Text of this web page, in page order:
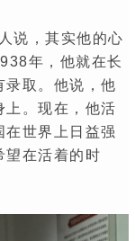
说，其实他的心
年，他就在长
录取。他说，他
上。现在，他活
在世界上日益强
望在活着的时